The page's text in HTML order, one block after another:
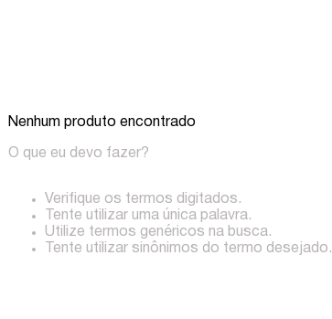
Nenhum produto encontrado
O que eu devo fazer?
Verifique os termos digitados.
Tente utilizar uma única palavra.
Utilize termos genéricos na busca.
Tente utilizar sinônimos do termo desejado.